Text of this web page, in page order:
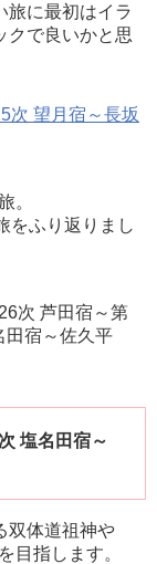
旅に最初はイラ
クで良いかと思
次 望月宿～長坂
。
をふり返りまし
次 芦田宿～第
田宿～佐久平
塩名田宿～
双体道祖神や
目指します。